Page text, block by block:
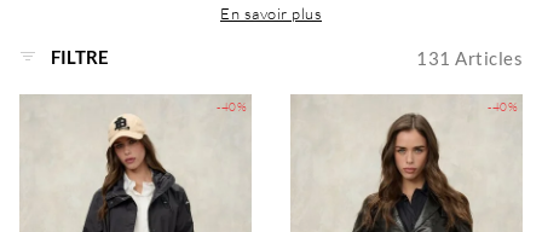
En savoir plus
FILTRE 131 Articles
-40% -40%